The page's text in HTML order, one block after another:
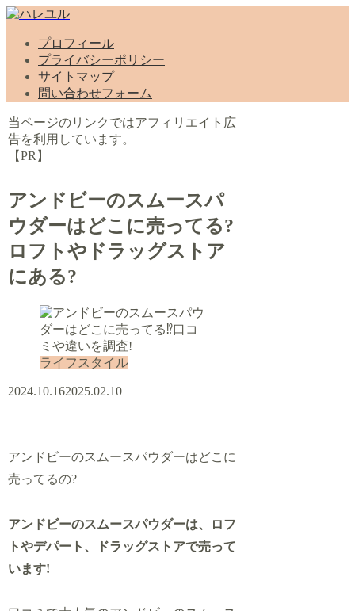
プロフィール
プライバシーポリシー
サイトマップ
問い合わせフォーム
当ページのリンクではアフィリエイト広
告を利用しています。
【PR】
アンドビーのスムースパ
ウダーはどこに売ってる?
ロフトやドラッグストア
にある?
ライフスタイル
2024.10.162025.02.10
アンドビーのスムースパウダーはどこに
売ってるの?
アンドビーのスムースパウダーは、ロフ
トやデパート、ドラッグストアで売って
います!